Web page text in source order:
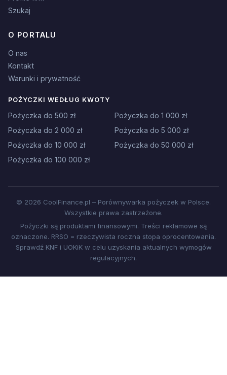
Szukaj
O PORTALU
O nas
Kontakt
Warunki i prywatność
POŻYCZKI WEDŁUG KWOTY
Pożyczka do 500 zł
Pożyczka do 1 000 zł
Pożyczka do 2 000 zł
Pożyczka do 5 000 zł
Pożyczka do 10 000 zł
Pożyczka do 50 000 zł
Pożyczka do 100 000 zł
© 2026 CoolFinance.pl – Porównywarka pożyczek w Polsce.
Wszystkie prawa zastrzeżone.
Pożyczki są produktami finansowymi. Treści reklamowe są
oznaczone. RRSO = rzeczywista roczna stopa oprocentowania.
Sprawdź KNF i UOKiK w celu uzyskania aktualnych wymogów
regulacyjnych.